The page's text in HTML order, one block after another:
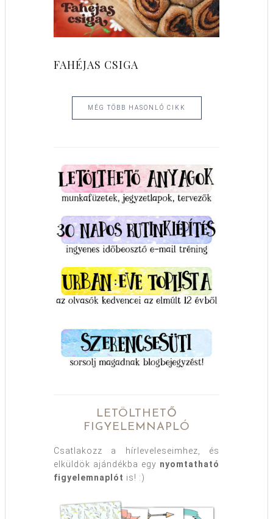
FAHÉJAS CSIGA
MÉG TÖBB HASONLÓ CIKK
LETÖLTHETŐ
FIGYELEMNAPLÓ
Csatlakozz a hírleveleseimhez, és
elküldök ajándékba egy nyomtatható
figyelemnaplót is! :)